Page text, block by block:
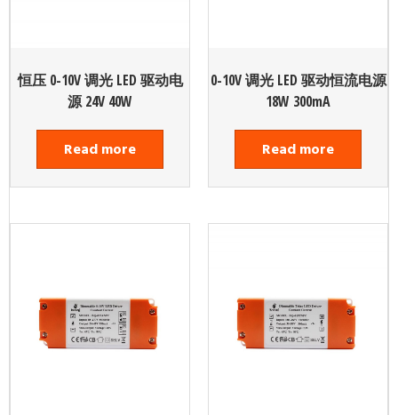
恒压 0-10V 调光 LED 驱动电
源 24V 40W
Read more
0-10V 调光 LED 驱动恒流电源
18W 300mA
Read more